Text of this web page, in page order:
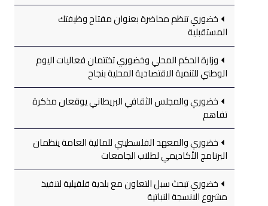
خضوري تنظم محاضرة بعنوان مفتاح وظيفتك
المستقبلية
وزارة الحكم المحلي وخضوري تختتمان فعاليات اليوم
الوطني للتنمية الاقتصادية المحلية بنجاح
خضوري والمجلس الثقافي البريطاني يوقعان مذكرة
تفاهم
خضوري والمعهد الفلسطيني للمالية العامة ينظمان
البرنامج الأكاديمي لطلاب الجامعات
خضوري تبحث سبل التعاون مع بلدية قلقيلية لتنفيذ
مشروع الانسجة النباتية